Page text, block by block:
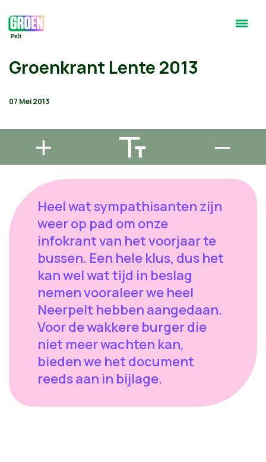
Groenkrant Lente 2013
07 Mei 2013
Heel wat sympathisanten zijn
weer op pad om onze
infokrant van het voorjaar te
bussen. Een hele klus, dus het
kan wel wat tijd in beslag
nemen vooraleer we heel
Neerpelt hebben aangedaan.
Voor de wakkere burger die
niet meer wachten kan,
bieden we het document
reeds aan in bijlage.